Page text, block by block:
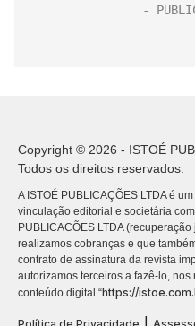
Copyright © 2026 - ISTOÉ
Todos os direitos reservados.
A ISTOÉ PUBLICAÇÕES LTDA é
vinculação editorial e societária
PUBLICACÕES LTDA
realizamos cobranças e que
contrato de assinatura da revista
autorizamos terceiros a fazê-lo,
conteúdo digital “https://